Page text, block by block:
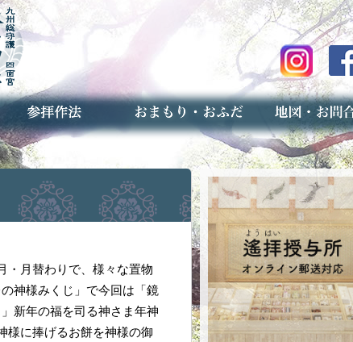
神社とは
お参りの作法 授与品のご案内
お焚き上げ（古いお守りのお取り扱い）
アクセスマップ
予約者専用フォーム（事前受付）
・月替わりで、様々な置物
神様みくじ」で今回は「鏡
新年の福を司る神さま年神
様に捧げるお餅を神様の御